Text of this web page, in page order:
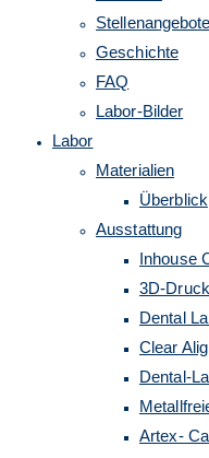
umschalten
Stellenangebote
Geschichte
FAQ
Labor-Bilder
Labor
Materialien
Überblick
Ausstattung
Inhouse
3D-Druck
Dental
Clear
Dental-
Artex-